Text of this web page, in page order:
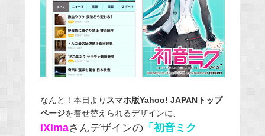
なんと！本日より スマホ版Yahoo! JAPANトップ
ページを着せ替えられるデザインに、
iXimaさんデザインの「初音ミク